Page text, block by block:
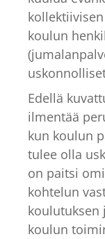
koulun
Edellä
ilmentää
kun koulun
tulee olla
on paitsi
kohtelun
koulutuksen
koulun